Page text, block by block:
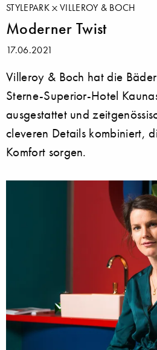
STYLEPARK VILLEROY & BOCH
Moderner Twist
17.06.2021
Villeroy & Boch hat die
Sterne-Superior-Hotel
ausgestattet und
cleveren Details kombiniert,
Komfort sorgen.